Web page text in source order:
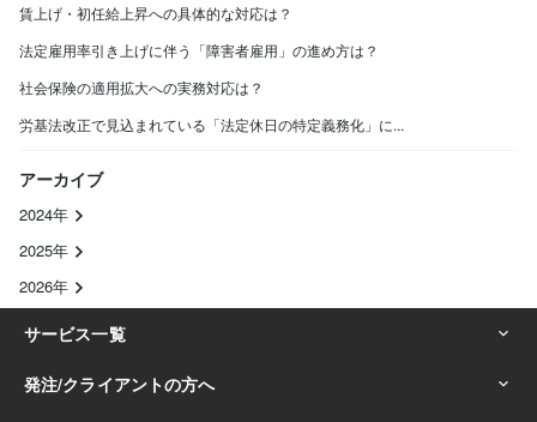
賃上げ・初任給上昇への具体的な対応は？
法定雇用率引き上げに伴う「障害者雇用」の進め方は？
社会保険の適用拡大への実務対応は？
労基法改正で見込まれている「法定休日の特定義務化」に...
アーカイブ
2024年
2025年
2026年